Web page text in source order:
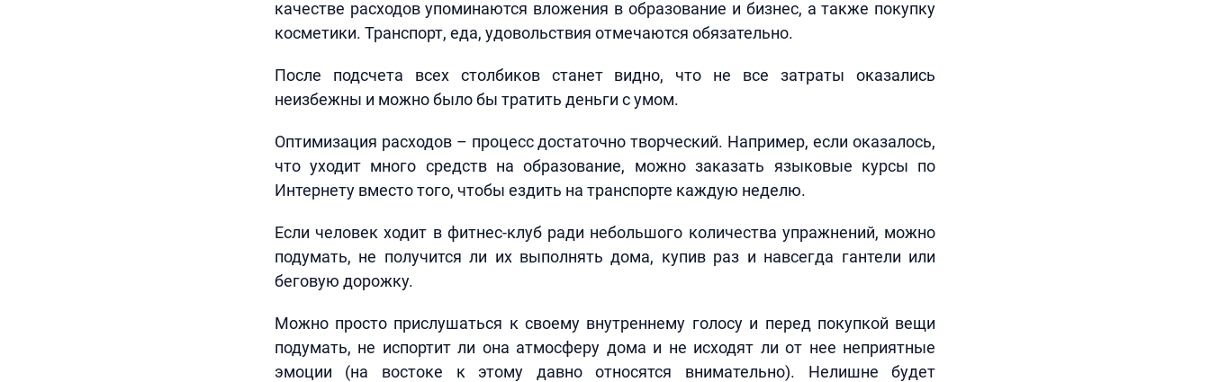
качестве расходов упоминаются вложения в образование и бизнес, а также покупку
косметики. Транспорт, еда, удовольствия отмечаются обязательно.
После подсчета всех столбиков станет видно, что не все затраты оказались
неизбежны и можно было бы тратить деньги с умом.
Оптимизация расходов – процесс достаточно творческий. Например, если оказалось,
что уходит много средств на образование, можно заказать языковые курсы по
Интернету вместо того, чтобы ездить на транспорте каждую неделю.
Если человек ходит в фитнес-клуб ради небольшого количества упражнений, можно
подумать, не получится ли их выполнять дома, купив раз и навсегда гантели или
беговую дорожку.
Можно просто прислушаться к своему внутреннему голосу и перед покупкой вещи
подумать, не испортит ли она атмосферу дома и не исходят ли от нее неприятные
эмоции (на востоке к этому давно относятся внимательно). Нелишне будет